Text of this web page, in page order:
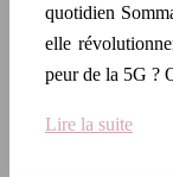
quotidien
elle
peur de la 5G ?
Lire la suite